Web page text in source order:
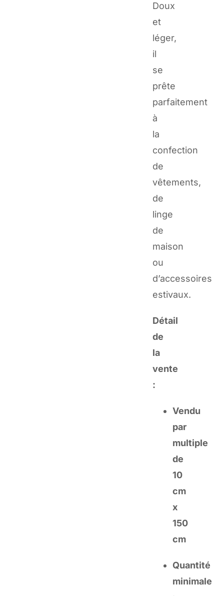
Doux
et
léger,
il
se
prête
parfaitement
à
la
confection
de
vêtements,
de
linge
de
maison
ou
d’accessoires
estivaux.
Détail
de
la
vente
:
Vendu
par
multiple
de
10
cm
x
150
cm
Quantité
minimale